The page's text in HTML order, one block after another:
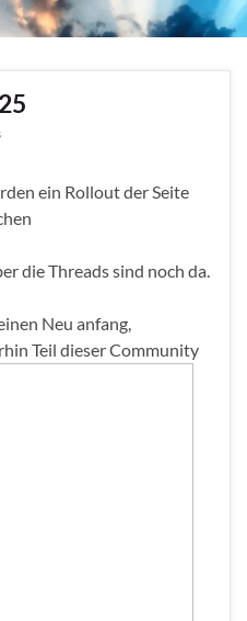
ein Rollout der Seite
die Threads sind noch da.
Neu anfang,
Teil dieser Community